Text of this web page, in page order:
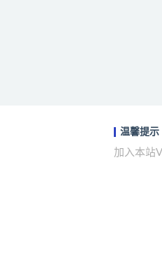
温馨提示
加入本站